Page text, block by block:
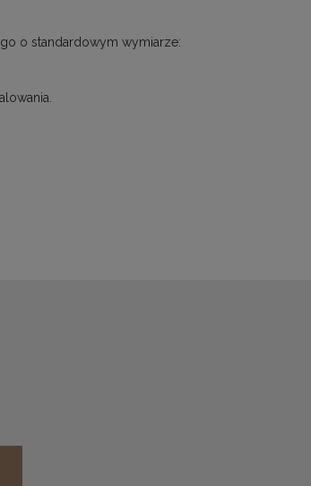
o standardowym wymiarze: